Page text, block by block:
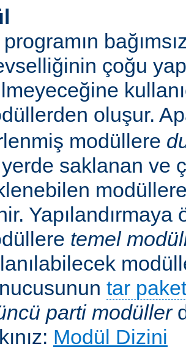
çoğu
oluşur.
modüllere
saklanan ve
Yapılandırmaya
temel
tar
parti modüller
Modül Dizini